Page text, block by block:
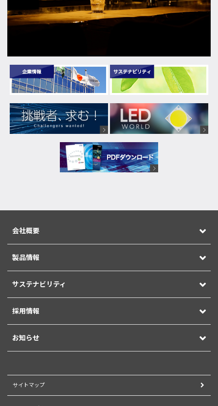
会社概要
製品情報
サステナビリティ
採用情報
お知らせ
サイトマップ